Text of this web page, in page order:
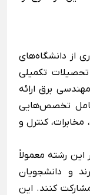
از دانشگاه‌های
تکمیلی
برق ارائه
تخصص‌هایی
کنترل و
رشته معمولاً
و دانشجویان
کنند. این